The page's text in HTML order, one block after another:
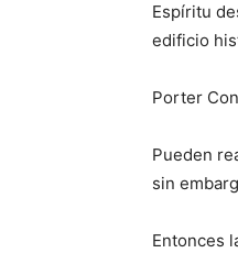
Espíritu
edificio
Porter
Pueden
sin
Entonces